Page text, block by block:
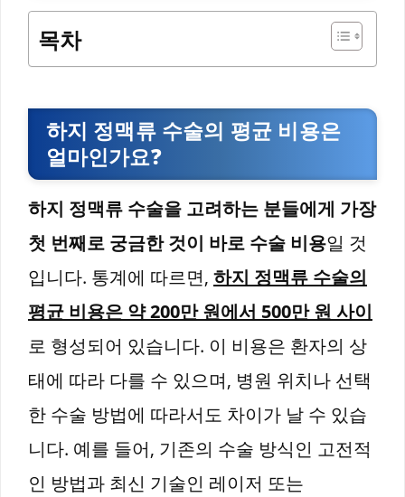
목차
하지 정맥류 수술의 평균 비용은
얼마인가요?
하지 정맥류 수술을 고려하는 분들에게 가장
첫 번째로 궁금한 것이 바로 수술 비용일 것
입니다. 통계에 따르면, 하지 정맥류 수술의
평균 비용은 약 200만 원에서 500만 원 사이
로 형성되어 있습니다. 이 비용은 환자의 상
태에 따라 다를 수 있으며, 병원 위치나 선택
한 수술 방법에 따라서도 차이가 날 수 있습
니다. 예를 들어, 기존의 수술 방식인 고전적
인 방법과 최신 기술인 레이저 또는